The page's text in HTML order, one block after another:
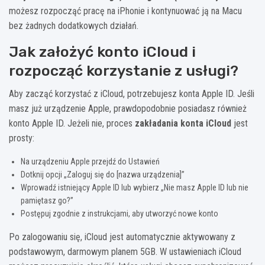
możesz rozpocząć pracę na iPhonie i kontynuować ją na Macu
bez żadnych dodatkowych działań.
Jak założyć konto iCloud i
rozpocząć korzystanie z usługi?
Aby zacząć korzystać z iCloud, potrzebujesz konta Apple ID. Jeśli
masz już urządzenie Apple, prawdopodobnie posiadasz również
konto Apple ID. Jeżeli nie, proces zakładania konta iCloud jest
prosty:
Na urządzeniu Apple przejdź do Ustawień
Dotknij opcji „Zaloguj się do [nazwa urządzenia]”
Wprowadź istniejący Apple ID lub wybierz „Nie masz Apple ID lub nie
pamiętasz go?”
Postępuj zgodnie z instrukcjami, aby utworzyć nowe konto
Po zalogowaniu się, iCloud jest automatycznie aktywowany z
podstawowym, darmowym planem 5GB. W ustawieniach iCloud